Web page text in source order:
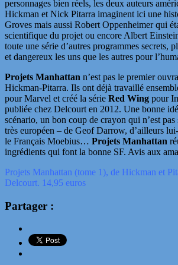
personnages bien réels, les deux auteurs
Hickman et Nick Pitarra imaginent ici une
Groves mais aussi Robert Oppenheimer qui
scientifique du projet ou encore Albert
toute une série d’autres programmes secrets,
et dangereux les uns que les autres pour
Projets Manhattan n’est pas le premier
Hickman-Pitarra. Ils ont déjà travaillé
pour Marvel et créé la série Red Wing pour
publiée chez Delcourt en 2012. Une bonne
scénario, un bon coup de crayon qui n’est
très européen – de Geof Darrow, d’ailleurs
le Français Moebius… Projets Manhattan
ingrédients qui font la bonne SF. Avis aux
Projets Manhattan (tome 1), de Hickman et
Delcourt. 14,95 euros
Partager :